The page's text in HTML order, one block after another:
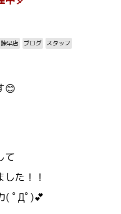
諫早店 ブログ スタッフ
😊
て
た！！
( ﾟДﾟ)💕